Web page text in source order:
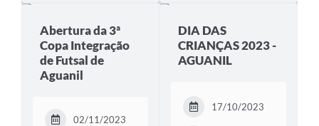
Abertura da 3ª
Copa Integração
de Futsal de
Aguanil
02/11/2023
DIA DAS
CRIANÇAS 2023 -
AGUANIL
17/10/2023